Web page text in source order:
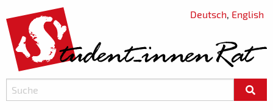
Deutsch, English